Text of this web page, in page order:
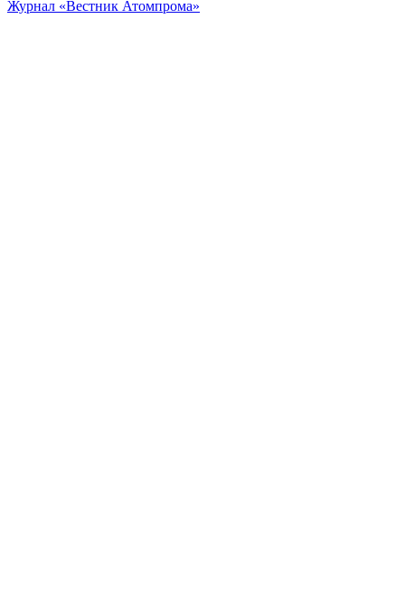
Журнал «Вестник Атомпрома»